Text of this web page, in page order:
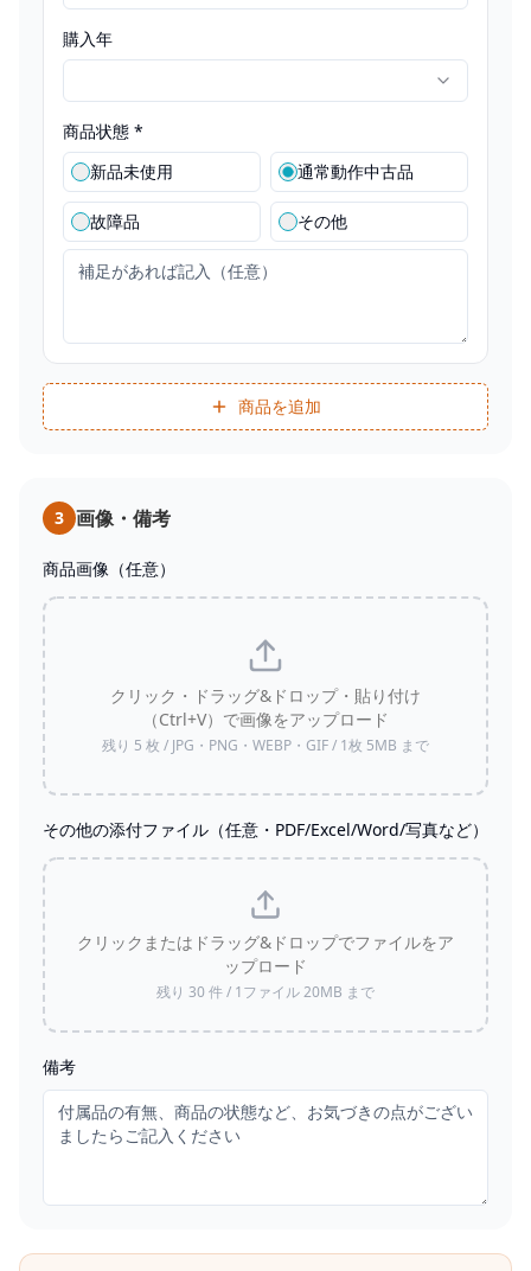
購入年
商品状態 *
新品未使用
通常動作中古品
故障品 その他
商品を追加
3 画像・備考
商品画像（任意）
クリック・ドラッグ&ドロップ・貼り付け
（Ctrl+V）で画像をアップロード
残り 5 枚 / JPG・PNG・WEBP・GIF / 1枚 5MB まで
その他の添付ファイル（任意・PDF/Excel/Word/写真など）
クリックまたはドラッグ&ドロップでファイルをア
ップロード
残り 30件 / 1ファイル20MB まで
備考